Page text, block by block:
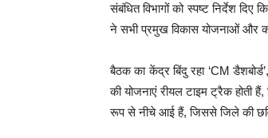
संबंधित विभागों को स्पष्ट निर्देश दिए
ने सभी प्रमुख विकास योजनाओं और
बैठक का केंद्र बिंदु रहा ‘CM
की योजनाएं रीयल टाइम ट्रैक होती
रूप से नीचे आई हैं, जिससे जिले की